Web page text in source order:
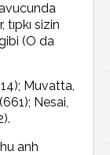
sizin
(O da
Muvatta,
Nesai,
anh